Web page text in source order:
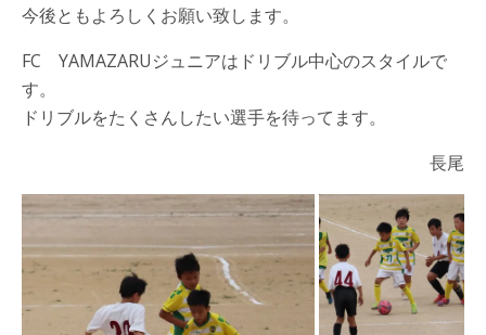
今後ともよろしくお願い致します。
FC YAMAZARUジュニアはドリブル中心のスタイルで
す。
ドリブルをたくさんしたい選手を待ってます。
長尾